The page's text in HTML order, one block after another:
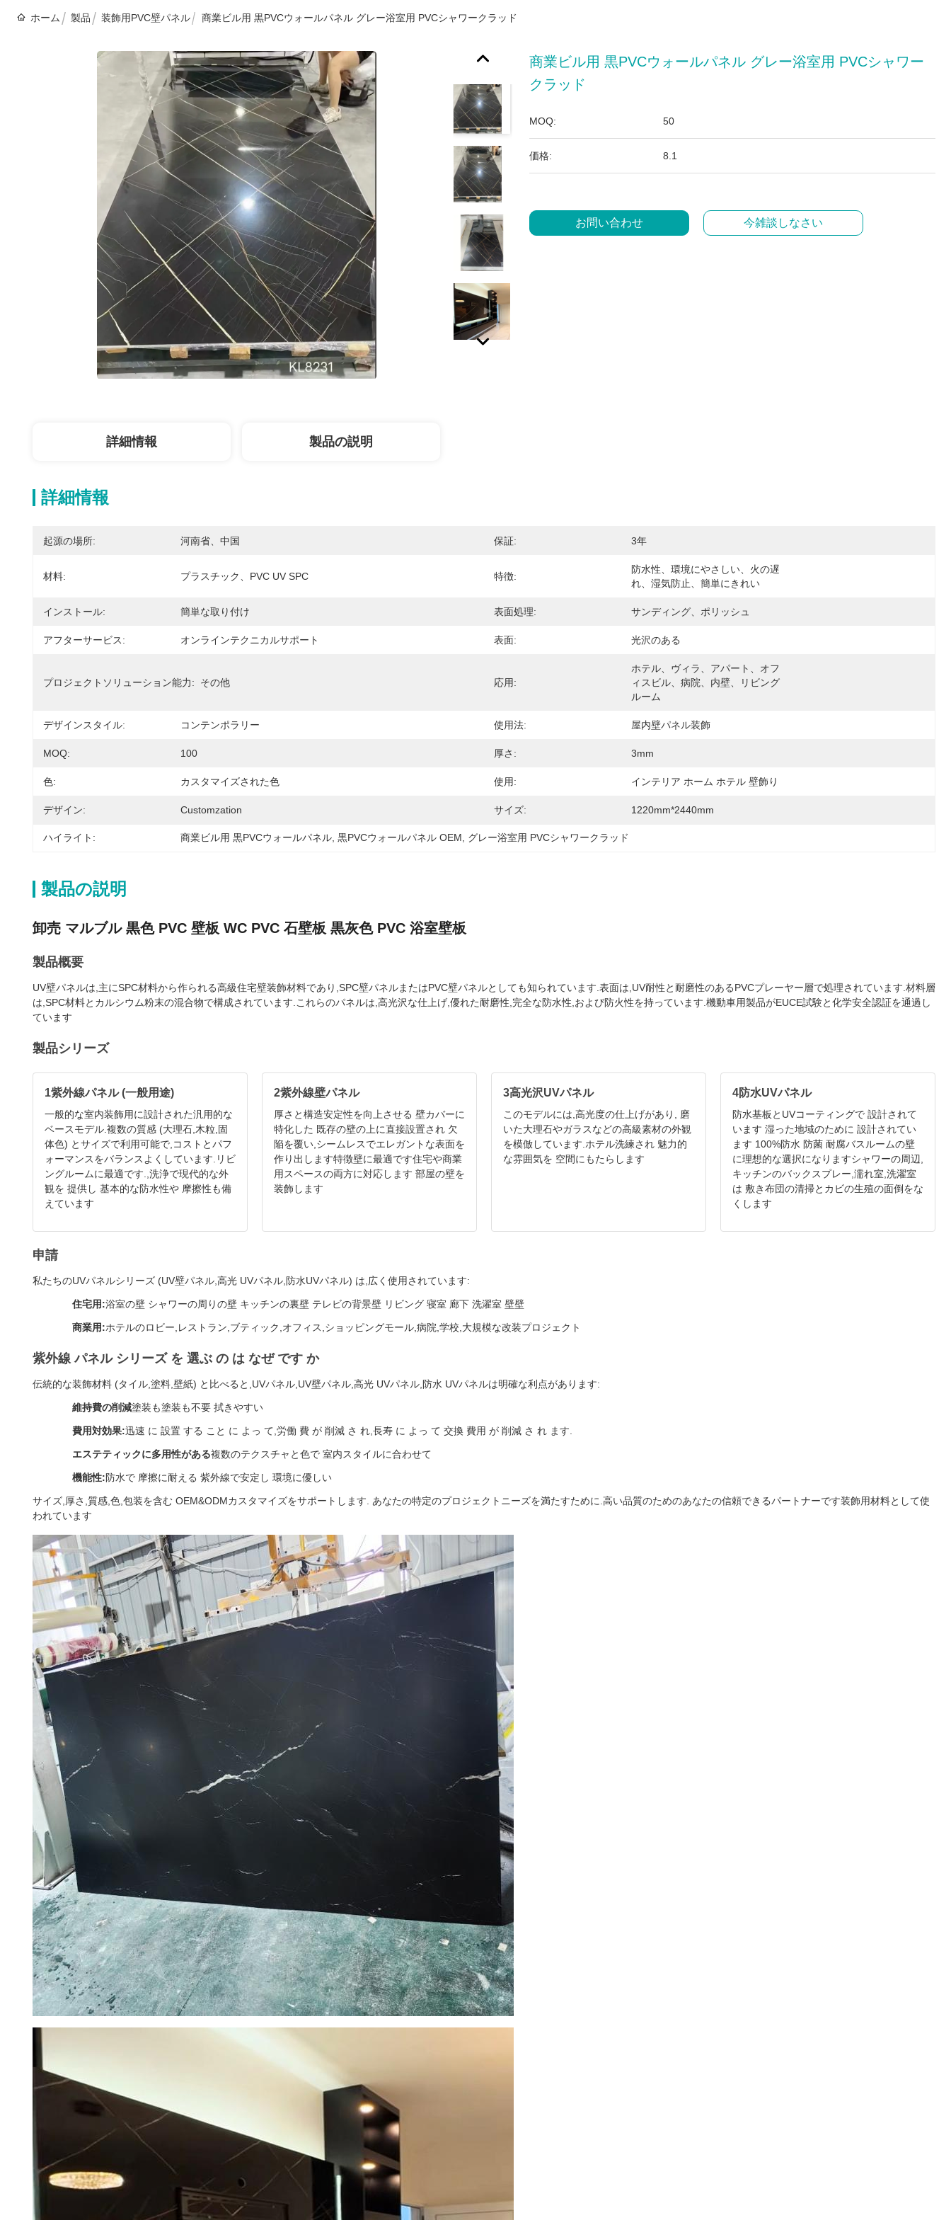
ホーム 製品 装飾用PVC壁パネル 商業ビル用 黒PVCウォールパネル グレー浴室用 PVCシャワークラッド
商業ビル用 黒PVCウォールパネル グレー浴室用 PVCシャワー
クラッド
MOQ: 50
価格: 8.1
お問い合わせ 今雑談しなさい
詳細情報 製品の説明
詳細情報
起源の場所: 河南省、中国 保証: 3年
材料: プラスチック、PVC UV SPC 特徴:
防水性、環境にやさしい、火の遅
れ、湿気防止、簡単にきれい
インストール: 簡単な取り付け 表面処理: サンディング、ポリッシュ
アフターサービス: オンラインテクニカルサポート 表面: 光沢のある
プロジェクトソリューション能力: その他 応用:
ホテル、ヴィラ、アパート、オフ
ィスビル、病院、内壁、リビング
ルーム
デザインスタイル: コンテンポラリー 使用法: 屋内壁パネル装飾
MOQ: 100 厚さ: 3mm
色: カスタマイズされた色 使用: インテリア ホーム ホテル 壁飾り
デザイン: Customzation サイズ: 1220mm*2440mm
ハイライト: 商業ビル用 黒PVCウォールパネル 黒PVCウォールパネル OEM グレー浴室用 PVCシャワークラッド
製品の説明
卸売 マルブル 黒色 PVC 壁板 WC PVC 石壁板 黒灰色 PVC 浴室壁板
製品概要
UV壁パネルは,主にSPC材料から作られる高級住宅壁装飾材料であり,SPC壁パネルまたはPVC壁パネルとしても知られています.表面は,UV耐性と耐磨性のあるPVCプレーヤー層で処理されています.材料層
は,SPC材料とカルシウム粉末の混合物で構成されています.これらのパネルは,高光沢な仕上げ,優れた耐磨性,完全な防水性,および防火性を持っています.機動車用製品がEUCE試験と化学安全認証を通過し
ています
製品シリーズ
1紫外線パネル (一般用途)
一般的な室内装飾用に設計された汎用的な
ベースモデル.複数の質感 (大理石,木粒,固
体色) とサイズで利用可能で,コストとパフ
ォーマンスをバランスよくしています.リビ
ングルームに最適です.,洗浄で現代的な外
観を 提供し 基本的な防水性や 摩擦性も備
えています
2紫外線壁パネル
厚さと構造安定性を向上させる 壁カバーに
特化した 既存の壁の上に直接設置され 欠
陥を覆い,シームレスでエレガントな表面を
作り出します特徴壁に最適です住宅や商業
用スペースの両方に対応します 部屋の壁を
装飾します
3高光沢UVパネル
このモデルには,高光度の仕上げがあり, 磨
いた大理石やガラスなどの高級素材の外観
を模倣しています.ホテル洗練され 魅力的
な雰囲気を 空間にもたらします
4防水UVパネル
防水基板とUVコーティングで 設計されて
います 湿った地域のために 設計されてい
ます 100%防水 防菌 耐腐バスルームの壁
に理想的な選択になりますシャワーの周辺,
キッチンのバックスプレー,濡れ室,洗濯室
は 敷き布団の清掃とカビの生殖の面倒をな
くします
申請
私たちのUVパネルシリーズ (UV壁パネル,高光 UVパネル,防水UVパネル) は,広く使用されています:
住宅用:浴室の壁 シャワーの周りの壁 キッチンの裏壁 テレビの背景壁 リビング 寝室 廊下 洗濯室 壁壁
商業用:ホテルのロビー,レストラン,ブティック,オフィス,ショッピングモール,病院,学校,大規模な改装プロジェクト
紫外線 パネル シリーズ を 選ぶ の は なぜ です か
伝統的な装飾材料 (タイル,塗料,壁紙) と比べると,UVパネル,UV壁パネル,高光 UVパネル,防水 UVパネルは明確な利点があります:
維持費の削減塗装も塗装も不要 拭きやすい
費用対効果:迅速 に 設置 する こと に よっ て,労働 費 が 削減 さ れ,長寿 に よっ て 交換 費用 が 削減 さ れ ます.
エステティックに多用性がある複数のテクスチャと色で 室内スタイルに合わせて
機能性:防水で 摩擦に耐える 紫外線で安定し 環境に優しい
サイズ,厚さ,質感,色,包装を含む OEM&ODMカスタマイズをサポートします. あなたの特定のプロジェクトニーズを満たすために.高い品質のためのあなたの信頼できるパートナーです装飾用材料として使
われています